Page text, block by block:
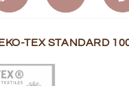
TEX STANDARD